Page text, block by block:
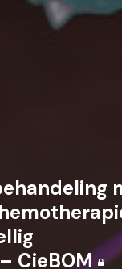
CieBOM